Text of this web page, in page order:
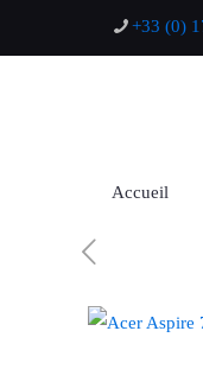
+33 (0)
Accueil